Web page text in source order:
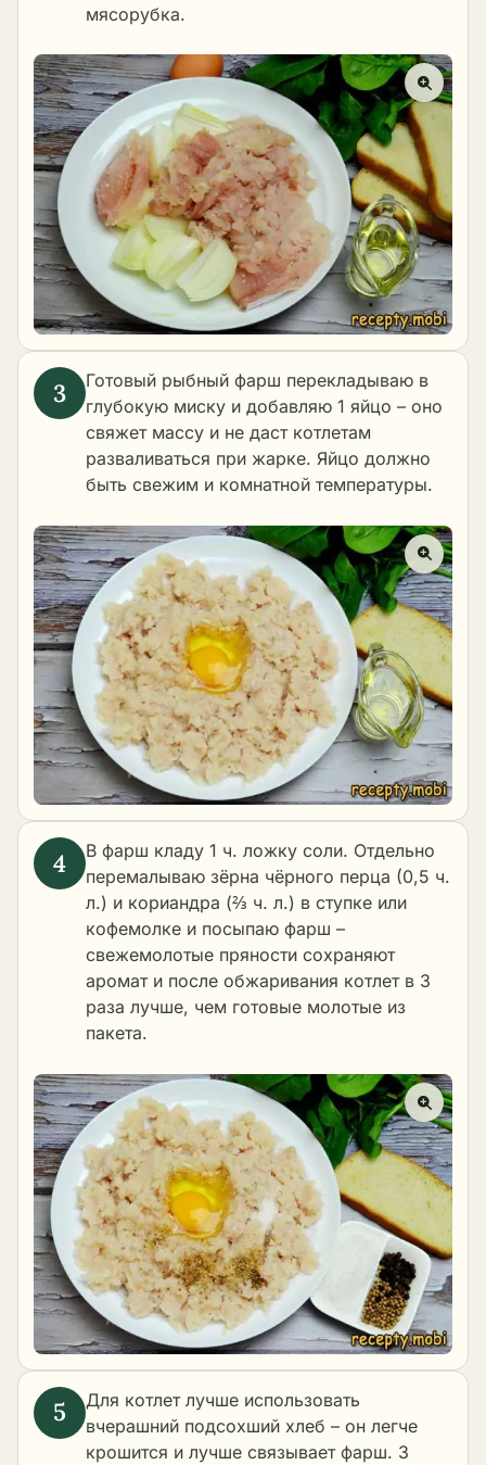
мясорубка.
Готовый рыбный фарш перекладываю в
глубокую миску и добавляю 1 яйцо – оно
свяжет массу и не даст котлетам
разваливаться при жарке. Яйцо должно
быть свежим и комнатной температуры.
В фарш кладу 1 ч. ложку соли. Отдельно
перемалываю зёрна чёрного перца (0,5 ч.
л.) и кориандра (⅔ ч. л.) в ступке или
кофемолке и посыпаю фарш –
свежемолотые пряности сохраняют
аромат и после обжаривания котлет в 3
раза лучше, чем готовые молотые из
пакета.
Для котлет лучше использовать
вчерашний подсохший хлеб – он легче
крошится и лучше связывает фарш. 3